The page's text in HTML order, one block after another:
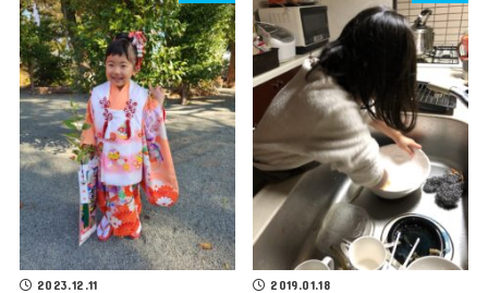
2023.12.11 2019.01.18